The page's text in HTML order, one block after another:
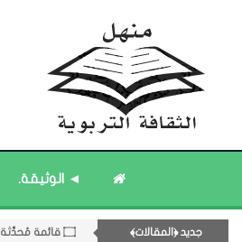
◄ الوثيقة.
جديد ﴿المقالات﴾
۝ قائمة مُثبتة : مشرف منهل الثقافة التربوية.
۝ قائمة مُحدَّثة : مختارات من ﴿جديد﴾ المشاركات.
۝ قائمة مُحدَّثة : حديث الساعة.